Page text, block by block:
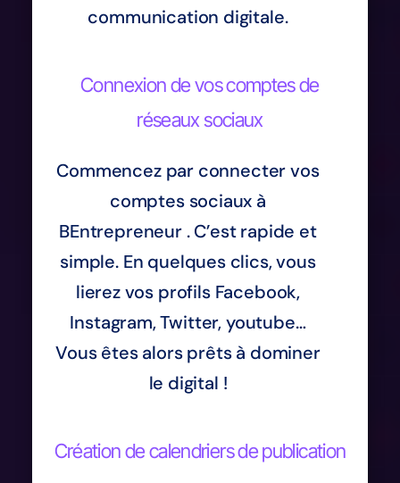
communication digitale.
Connexion de vos comptes de
réseaux sociaux
Commencez par connecter vos
comptes sociaux à
BEntrepreneur . C’est rapide et
simple. En quelques clics, vous
lierez vos profils Facebook,
Instagram, Twitter, youtube…
Vous êtes alors prêts à dominer
le digital !
Création de calendriers de publication